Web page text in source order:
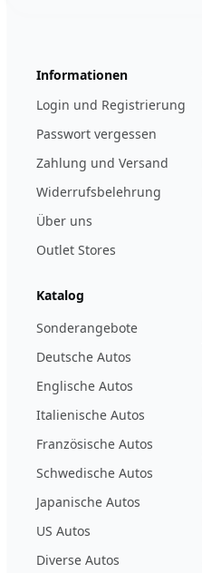
Informationen
Login und Registrierung
Passwort vergessen
Zahlung und Versand
Widerrufsbelehrung
Über uns
Outlet Stores
Katalog
Sonderangebote
Deutsche Autos
Englische Autos
Italienische Autos
Französische Autos
Schwedische Autos
Japanische Autos
US Autos
Diverse Autos